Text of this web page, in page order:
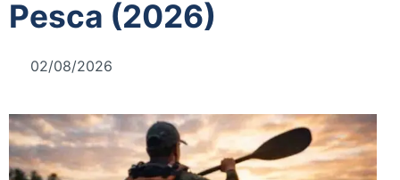
Pesca (2026)
02/08/2026